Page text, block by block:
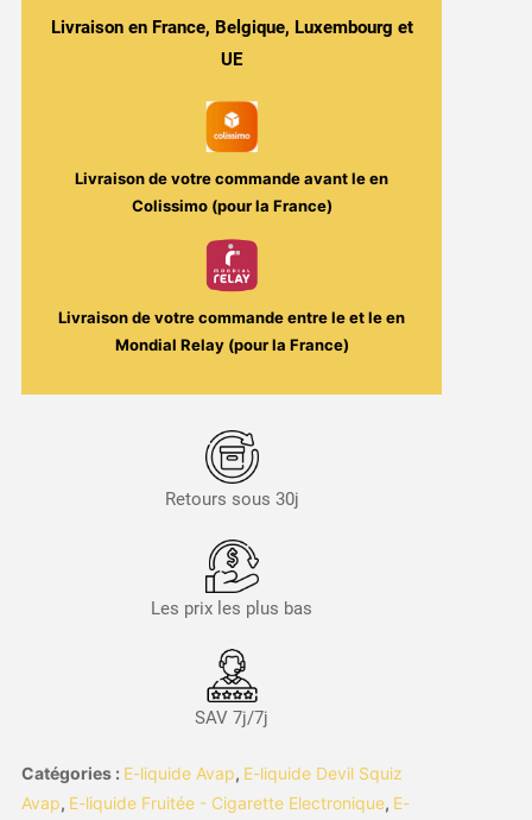
Livraison en France, Belgique, Luxembourg et
UE
Livraison de votre commande avant leen
Colissimo (pour la France)
Livraison de votre commande entre leet leen
Mondial Relay (pour la France)
Retours sous 30j
Les prix les plus bas
SAV 7j/7j
Catégories : E-liquide Avap, E-liquide Devil Squiz
Avap, E-liquide Fruitée - Cigarette Electronique, E-